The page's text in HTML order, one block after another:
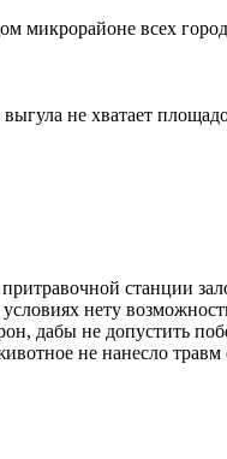
микрорайоне всех
не хватает
станции
нету
дабы не допустить
не нанесло